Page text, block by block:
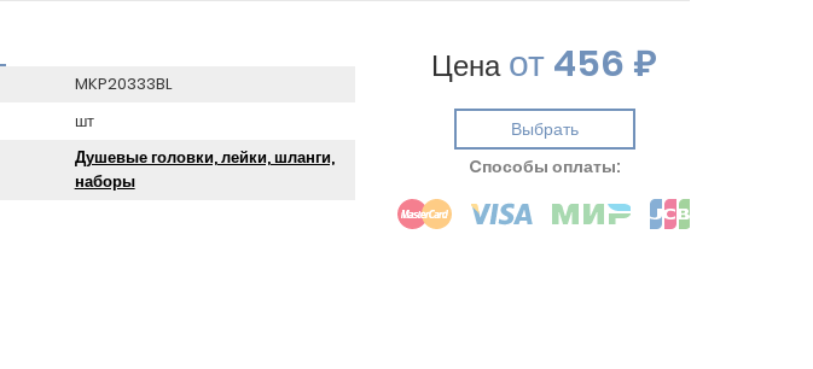
MKP20333BL
шт
Душевые головки, лейки, шланги,
наборы
Ценаот456 ₽
Выбрать
Cпособы оплаты: